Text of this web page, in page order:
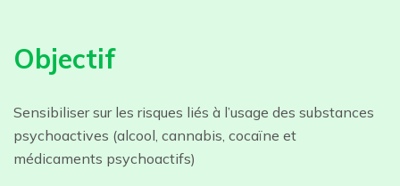
Objectif
Sensibiliser sur les risques liés à l’usage des substances
psychoactives (alcool, cannabis, cocaïne et
médicaments psychoactifs)